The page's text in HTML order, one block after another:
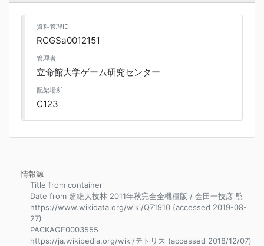
資料管理ID
RCGSa0012151
管理者
立命館大学ゲーム研究センター
配架場所
C123
情報源
Title from container
Date from 超絶大技林 2011年秋完全全機種版 / 金田一技彦 監
https://www.wikidata.org/wiki/Q71910 (accessed 2019-08-
27)
PACKAGE0003555
https://ja.wikipedia.org/wiki/テトリス (accessed 2018/12/07)